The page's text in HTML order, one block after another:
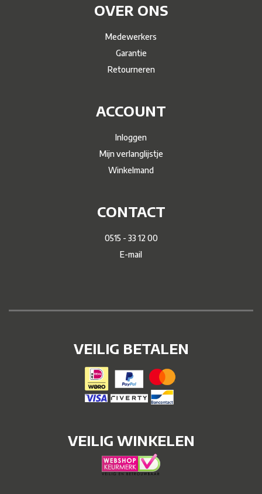
OVER ONS
Medewerkers
Garantie
Retourneren
ACCOUNT
Inloggen
Mijn verlanglijstje
Winkelmand
CONTACT
0515 - 33 12 00
E-mail
VEILIG BETALEN
VEILIG WINKELEN